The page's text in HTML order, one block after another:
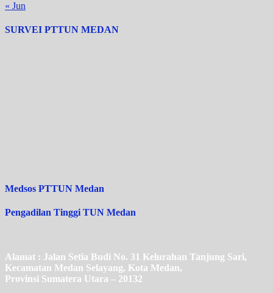
« Jun
SURVEI PTTUN MEDAN
Medsos PTTUN Medan
Pengadilan Tinggi TUN Medan
Alamat : Jalan Setia Budi No. 31 Kelurahan Tanjung Sari,
Kecamatan Medan Selayang, Kota Medan,
Provinsi Sumatera Utara – 20132